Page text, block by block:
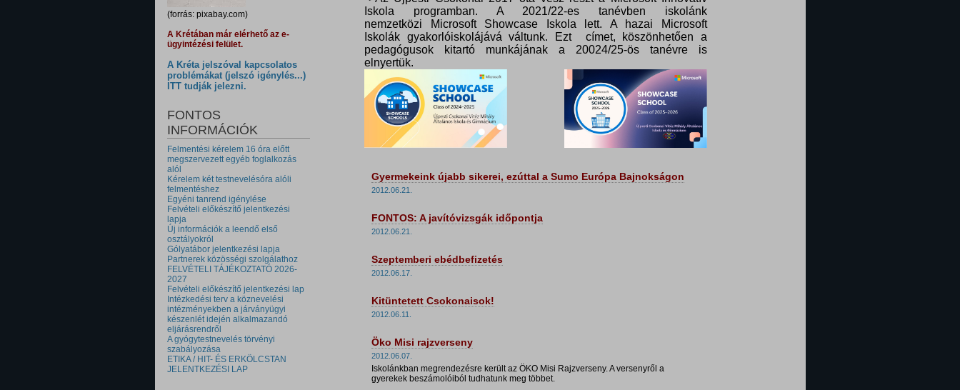
(forrás: pixabay.com)
A Krétában már elérhető az e-
ügyintézési felület.
A Kréta jelszóval kapcsolatos
problémákat (jelszó igénylés...)
ITT tudják jelezni.
FONTOS
INFORMÁCIÓK
Felmentési kérelem 16 óra előtt
megszervezett egyéb foglalkozás
alól
Kérelem két testnevelésóra alóli
felmentéshez
Egyéni tanrend igénylése
Felvételi előkészítő jelentkezési
lapja
Új információk a leendő első
osztályokról
Gólyatábor jelentkezési lapja
Partnerek közösségi szolgálathoz
FELVÉTELI TÁJÉKOZTATÓ 2026-
2027
Felvételi előkészítő jelentkezési lap
Intézkedési terv a köznevelési
intézményekben a járványügyi
készenlét idején alkalmazandó
eljárásrendről
A gyógytestnevelés törvényi
szabályozása
ETIKA / HIT- ÉS ERKÖLCSTAN
JELENTKEZÉSI LAP
Iskola programban. A 2021/22-es tanévben iskolánk
nemzetközi Microsoft Showcase Iskola lett. A hazai Microsoft
Iskolák gyakorlóiskolájává váltunk. Ezt címet, köszönhetően a
pedagógusok kitartó munkájának a 20024/25-ös tanévre is
elnyertük.
Gyermekeink újabb sikerei, ezúttal a Sumo Európa Bajnokságon
2012.06.21.
FONTOS: A javítóvizsgák időpontja
2012.06.21.
Szeptemberi ebédbefizetés
2012.06.17.
Kitüntetett Csokonaisok!
2012.06.11.
Öko Misi rajzverseny
2012.06.07.
Iskolánkban megrendezésre került az ÖKO Misi Rajzverseny. A versenyről a
gyerekek beszámolóiból tudhatunk meg többet.